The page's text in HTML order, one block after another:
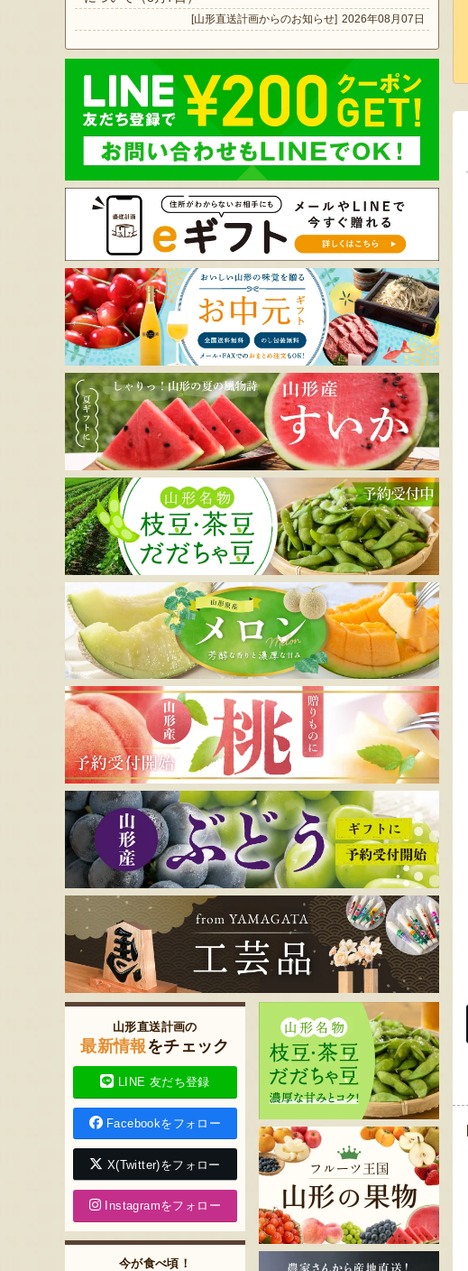
[山形直送計画からのお知らせ] 2026年08月07日
山形直送計画の
最新情報をチェック
LINE 友だち登録
Facebookをフォロー
X(Twitter)をフォロー
Instagramをフォロー
今が食べ頃！